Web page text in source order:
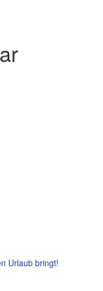
Urlaub bringt!